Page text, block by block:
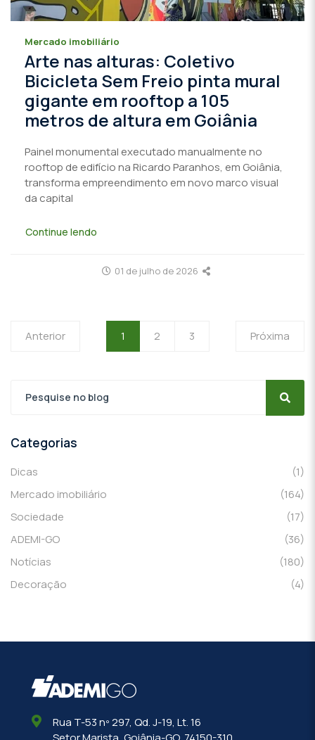
Mercado imobiliário
Arte nas alturas: Coletivo
Bicicleta Sem Freio pinta mural
gigante em rooftop a 105
metros de altura em Goiânia
Painel monumental executado manualmente no
rooftop de edifício na Ricardo Paranhos, em Goiânia,
transforma empreendimento em novo marco visual
da capital
Continue lendo
01 de julho de 2026
Anterior 1 2 3 Próxima
Categorias
Dicas
(1)
Mercado imobiliário
(164)
Sociedade
(17)
ADEMI-GO
(36)
Notícias
(180)
Decoração
(4)
Rua T-53 nº 297, Qd. J-19, Lt. 16